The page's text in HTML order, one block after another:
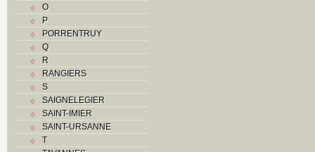
O
P
PORRENTRUY
Q
R
RANGIERS
S
SAIGNELEGIER
SAINT-IMIER
SAINT-URSANNE
T